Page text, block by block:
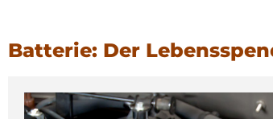
Batterie: Der